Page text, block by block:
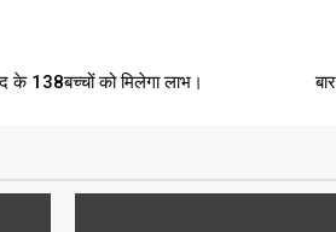
के 138बच्चों को मिलेगा लाभ।